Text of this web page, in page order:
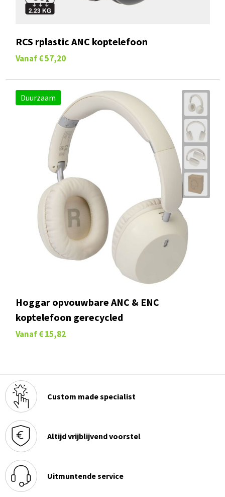
RCS rplastic ANC koptelefoon
Vanaf € 57,20
Duurzaam
Hoggar opvouwbare ANC & ENC
koptelefoon gerecycled
Vanaf € 15,82
Custom made specialist
Altijd vrijblijvend voorstel
Uitmuntende service